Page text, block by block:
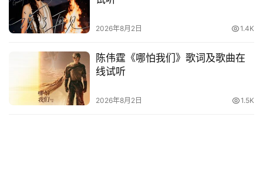
热
影
2026年8月2日 1.4K
陈伟霆《哪怕我们》歌词及歌曲在
线试听
2026年8月2日 1.5K